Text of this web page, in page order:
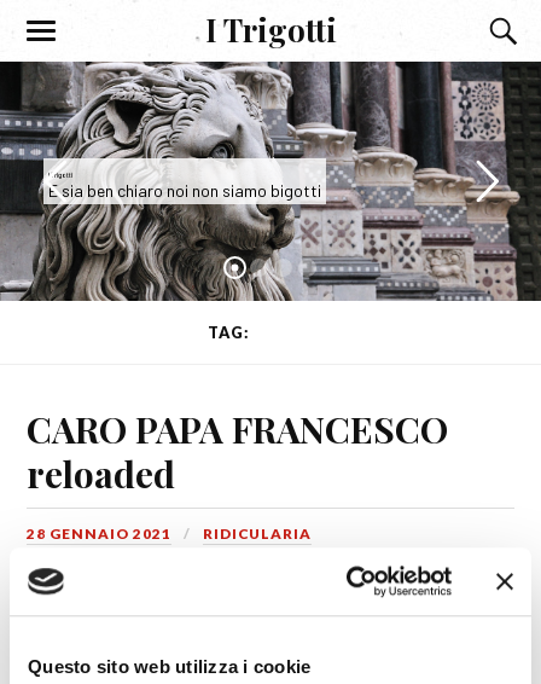
Questo sito web utilizza i cookie
I Trigotti
I Trigotti
E sia ben chiaro noi non siamo bigotti
TAG:
CARO PAPA FRANCESCO
reloaded
28 GENNAIO 2021 RIDICULARIA
Caro Papa Francesco,
ammiro moltissimo il modo nel quale reggi il timone